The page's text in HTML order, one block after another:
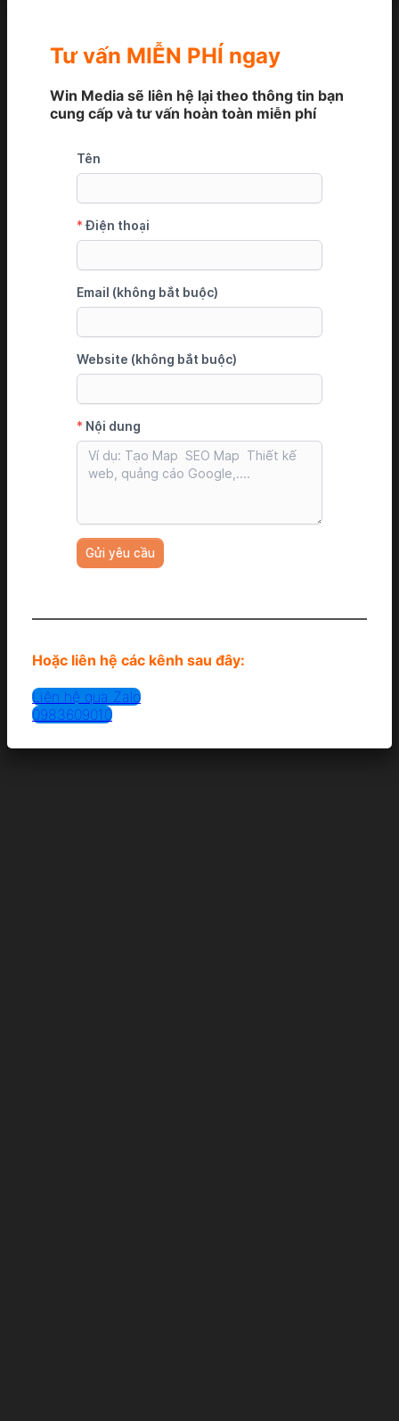
Tư vấn MIỄN PHÍ ngay
Win Media sẽ liên hệ lại theo thông tin bạn
cung cấp và tư vấn hoàn toàn miễn phí
Hoặc liên hệ các kênh sau đây:
Liên hệ qua Zalo
0983609010